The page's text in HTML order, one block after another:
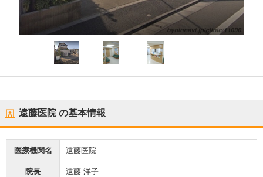
遠藤医院の基本情報
医療機関名 遠藤医院
院長 遠藤 洋子